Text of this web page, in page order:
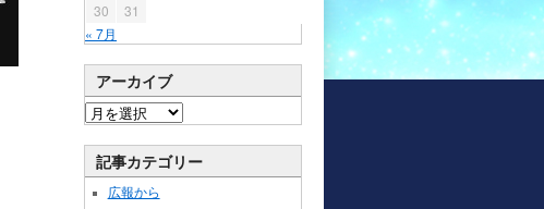
« 7月
30
31
アーカイブ
記事カテゴリー
広報から